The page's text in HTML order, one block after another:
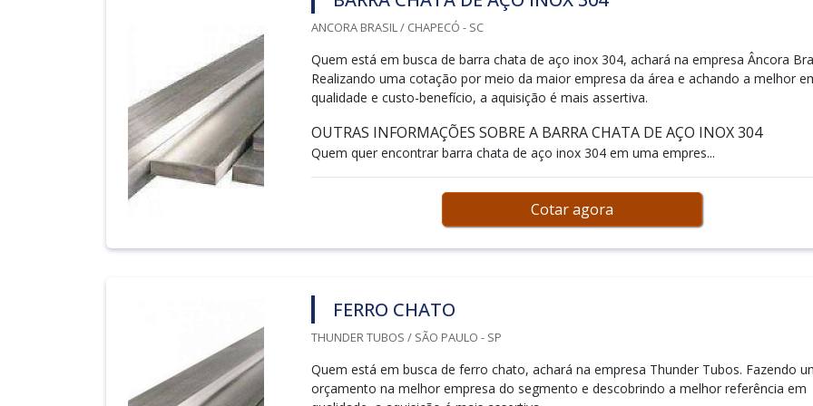
ANCORA BRASIL / CHAPECÓ - SC
Quem está em busca de barra chata de aço inox 304, achará na empresa Âncora
Realizando uma cotação por meio da maior empresa da área e achando a melhor
qualidade e custo-benefício, a aquisição é mais assertiva.
OUTRAS INFORMAÇÕES SOBRE A BARRA CHATA DE AÇO INOX 304
Quem quer encontrar barra chata de aço inox 304 em uma empres...
Cotar agora
FERRO CHATO
THUNDER TUBOS / SÃO PAULO - SP
Quem está em busca de ferro chato, achará na empresa Thunder Tubos. Fazendo
orçamento na melhor empresa do segmento e descobrindo a melhor referência em